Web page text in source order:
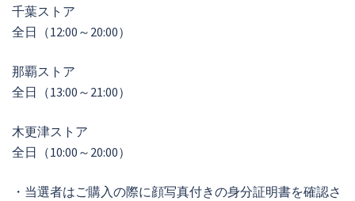
千葉ストア
全日（12:00～20:00）
那覇ストア
全日（13:00～21:00）
木更津ストア
全日（10:00～20:00）
・当選者はご購入の際に顔写真付きの身分証明書を確認さ